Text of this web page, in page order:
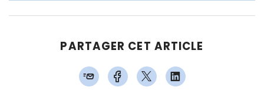
PARTAGER CET ARTICLE